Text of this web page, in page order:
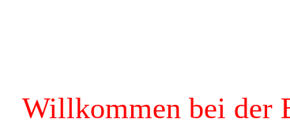
Willkommen bei der